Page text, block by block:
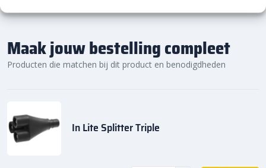
Maak jouw bestelling compleet
Producten die matchen bij dit product en benodigdheden
In Lite Splitter Triple